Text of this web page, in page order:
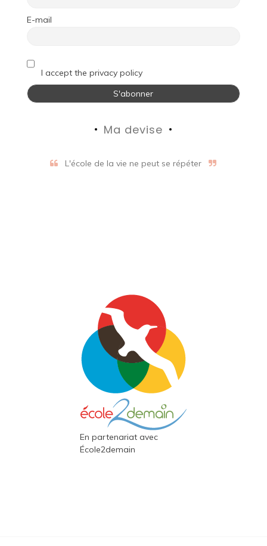
E-mail
I accept the privacy policy
Ma devise
L'école de la vie ne peut se répéter
En partenariat avec
École2demain